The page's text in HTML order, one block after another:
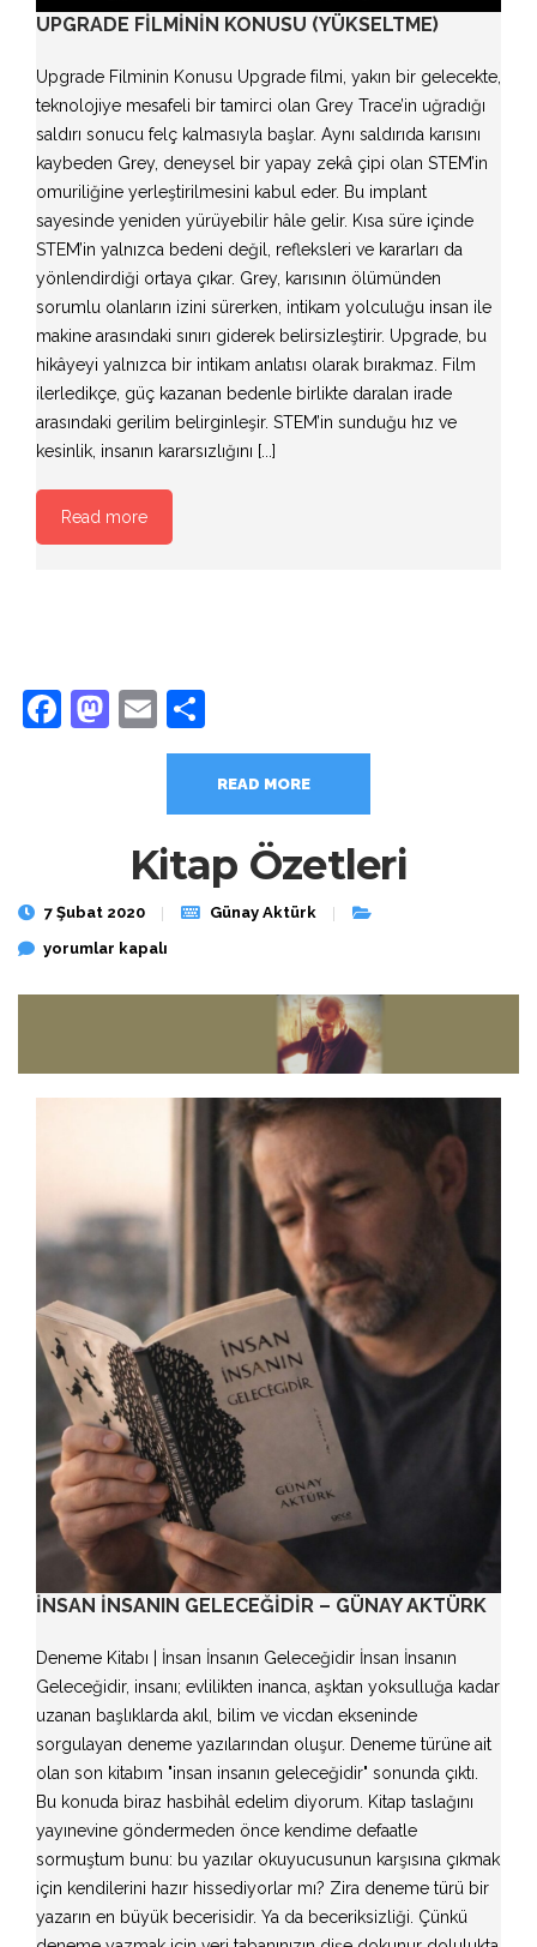
UPGRADE FILMININ KONUSU (YÜKSELTME)
Upgrade Filminin Konusu Upgrade filmi, yakın bir gelecekte,
teknolojiye mesafeli bir tamirci olan Grey Trace’in uğradığı
saldırı sonucu felç kalmasıyla başlar. Aynı saldırıda karısını
kaybeden Grey, deneysel bir yapay zekâ çipi olan STEM’in
omuriliğine yerleştirilmesini kabul eder. Bu implant
sayesinde yeniden yürüyebilir hâle gelir. Kısa süre içinde
STEM’in yalnızca bedeni değil, refleksleri ve kararları da
yönlendirdiği ortaya çıkar. Grey, karısının ölümünden
sorumlu olanların izini sürerken, intikam yolculuğu insan ile
makine arasındaki sınırı giderek belirsizleştirir. Upgrade, bu
hikâyeyi yalnızca bir intikam anlatısı olarak bırakmaz. Film
ilerledikçe, güç kazanan bedenle birlikte daralan irade
arasındaki gerilim belirginleşir. STEM’in sunduğu hız ve
kesinlik, insanın kararsızlığını [...]
Read more
Facebook
Mastodon
Email
READ MORE
Kitap Özetleri
7 Şubat 2020
Günay Aktürk
Kitap Özetleri için
yorumlar kapalı
İNSAN İNSANIN GELECEĞIDIR – GÜNAY AKTÜRK
Deneme Kitabı | İnsan İnsanın Geleceğidir İnsan İnsanın
Geleceğidir, insanı; evlilikten inanca, aşktan yoksulluğa kadar
uzanan başlıklarda akıl, bilim ve vicdan ekseninde
sorgulayan deneme yazılarından oluşur. Deneme türüne ait
olan son kitabım "insan insanın geleceğidir" sonunda çıktı.
Bu konuda biraz hasbihâl edelim diyorum. Kitap taslağını
yayınevine göndermeden önce kendime defaatle
sormuştum bunu: bu yazılar okuyucusunun karşısına çıkmak
için kendilerini hazır hissediyorlar mı? Zira deneme türü bir
yazarın en büyük becerisidir. Ya da beceriksizliği. Çünkü